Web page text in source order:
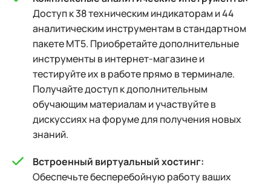
Доступ к 38 техническим индикаторам и 44
аналитическим инструментам в стандартном
пакете MT5. Приобретайте дополнительные
инструменты в интернет-магазине и
тестируйте их в работе прямо в терминале.
Получайте доступ к дополнительным
обучающим материалам и участвуйте в
дискуссиях на форуме для получения новых
знаний.
Встроенный виртуальный хостинг:
Обеспечьте бесперебойную работу ваших